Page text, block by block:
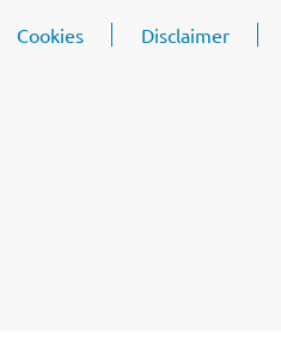
Cookies Disclaimer